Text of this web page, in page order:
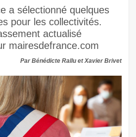
a sélectionné quelques
pour les collectivités.
actualisé
mairesdefrance.com
Par Bénédicte Rallu et Xavier Brivet